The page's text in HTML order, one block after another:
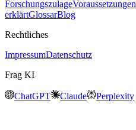
ForschungszulageVoraussetzungen
erklärtGlossarBlog
Rechtliches
ImpressumDatenschutz
Frag KI
ChatGPT Claude Perplexity